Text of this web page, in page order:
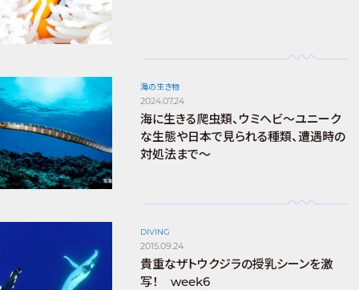
海の生き物
2024.07.24
海に生きる爬虫類、ウミヘビ～ユニーク
な生態や日本で見られる種類、遭遇時の
対処法まで～
DIVING
2015.09.24
貴重なザトウクジラの授乳シーンを激
写！ week6